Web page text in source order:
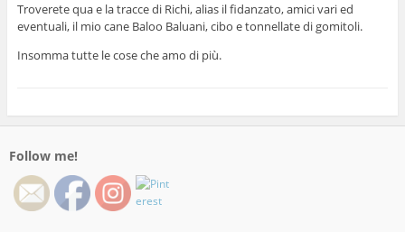
Troverete qua e la tracce di Richi, alias il fidanzato, amici vari ed
eventuali, il mio cane Baloo Baluani, cibo e tonnellate di gomitoli.
Insomma tutte le cose che amo di più.
Follow me!